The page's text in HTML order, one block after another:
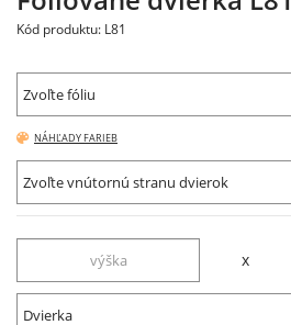
Kód produktu: L81
Zvoľte fóliu
NÁHĽADY FARIEB
Zvoľte vnútornú stranu dvierok
x
Dvierka